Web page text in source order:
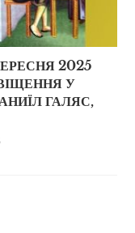
2025
У
ГАЛЯС,